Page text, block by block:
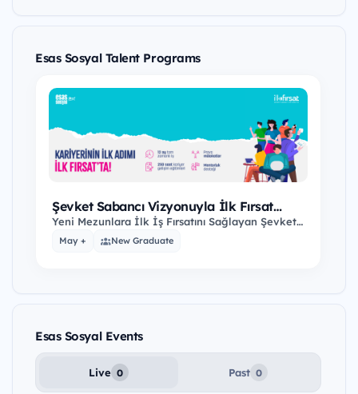
Esas Sosyal Talent Programs
Şevket Sabancı Vizyonuyla İlk Fırsat
Programı
Yeni Mezunlara İlk İş Fırsatını Sağlayan Şevket
Sabancı Vizyonuyla İlk Fırsat Programı
May + New Graduate
Esas Sosyal Events
Live 0 Past 0